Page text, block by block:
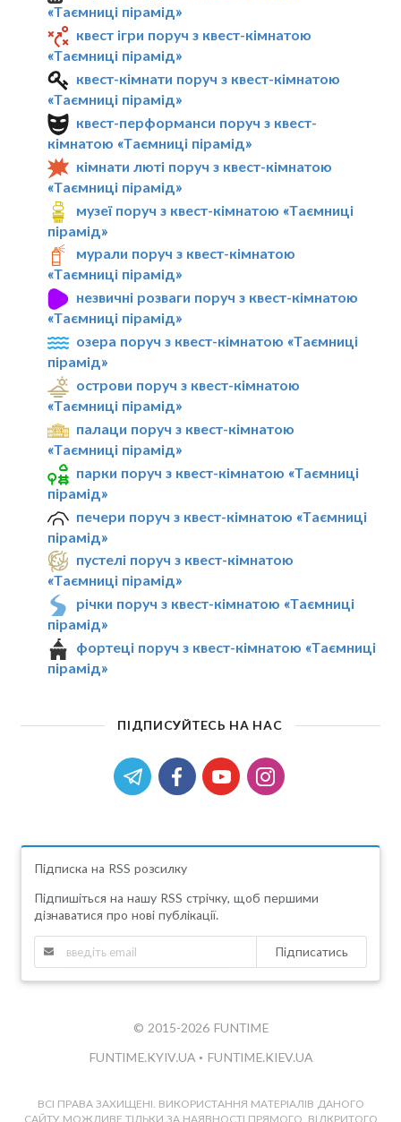
«Таємниці пірамід»
квест ігри поруч з квест-кімнатою
«Таємниці пірамід»
квест-кімнати поруч з квест-кімнатою
«Таємниці пірамід»
квест-перформанси поруч з квест-
кімнатою «Таємниці пірамід»
кімнати люті поруч з квест-кімнатою
«Таємниці пірамід»
музеї поруч з квест-кімнатою «Таємниці
пірамід»
мурали поруч з квест-кімнатою
«Таємниці пірамід»
незвичні розваги поруч з квест-кімнатою
«Таємниці пірамід»
озера поруч з квест-кімнатою «Таємниці
пірамід»
острови поруч з квест-кімнатою
«Таємниці пірамід»
палаци поруч з квест-кімнатою
«Таємниці пірамід»
парки поруч з квест-кімнатою «Таємниці
пірамід»
печери поруч з квест-кімнатою «Таємниці
пірамід»
пустелі поруч з квест-кімнатою
«Таємниці пірамід»
річки поруч з квест-кімнатою «Таємниці
пірамід»
фортеці поруч з квест-кімнатою «Таємниці
пірамід»
ПІДПИСУЙТЕСЬ НА НАС
Підписка на RSS розсилку
Підпишіться на нашу RSS стрічку, щоб першими
дізнаватися про нові публікації.
Підписатись
© 2015-2026 FUNTIME
FUNTIME.KYIV.UA • FUNTIME.KIEV.UA
ВСІ ПРАВА ЗАХИЩЕНІ. ВИКОРИСТАННЯ МАТЕРІАЛІВ ДАНОГО
САЙТУ МОЖЛИВЕ ТІЛЬКИ ЗА НАЯВНОСТІ ПРЯМОГО, ВІДКРИТОГО